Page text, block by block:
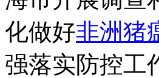
化做好非洲猪
强落实防控工